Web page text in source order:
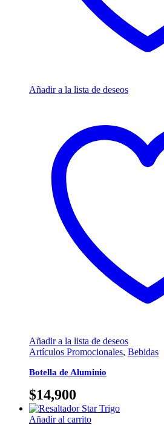
Añadir a la lista de deseos
Añadir a la lista de deseos
Artículos Promocionales, Bebidas
Botella de Aluminio
$14,900
Añadir al carrito